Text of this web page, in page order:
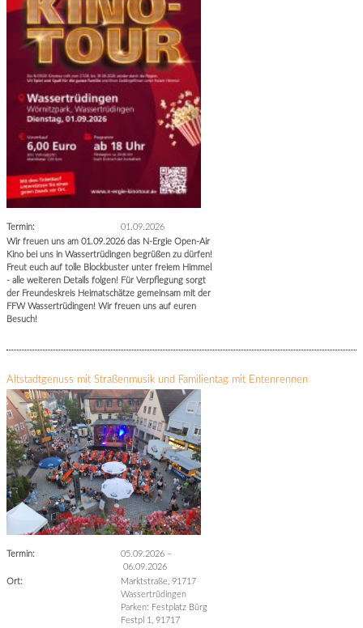
Termin:
01.09.2026
Wir freuen uns am 01.09.2026 das N-Ergie Open-Air
Kino bei uns in Wassertrüdingen begrüßen zu dürfen!
Freut euch auf tolle Blockbuster unter freiem Himmel
- alle weiteren Details folgen! Für Verpflegung sorgt
der Freundeskreis Heimatschätze gemeinsam mit der
FFW Wassertrüdingen! Wir freuen uns auf euren
Besuch!
Altstadtgenuss mit Straßenmusik und Familientag mit Entenrennen
Termin: 05.09.2026 –
06.09.2026
Ort:
Marktstraße, 91717
Wassertrüdingen
Parken: Festplatz Bürg
Festpl 1, 91717